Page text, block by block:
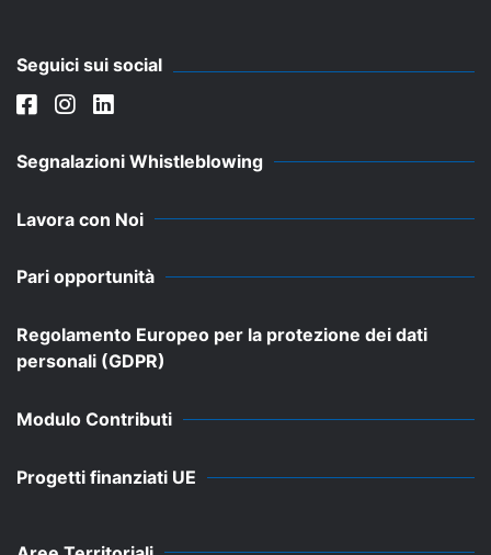
Seguici sui social
Segnalazioni Whistleblowing
Lavora con Noi
Pari opportunità
Regolamento Europeo per la protezione dei dati
personali (GDPR)
Modulo Contributi
Progetti finanziati UE